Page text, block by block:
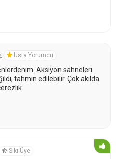
Usta Yorumcu
Aksiyon sahneleri
tahmin edilebilir. Çok akılda
Sıkı Üye